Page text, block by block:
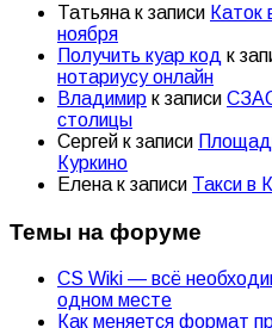
Татьяна к записи Каток
ноября
Получить куар код к
нотариусу онлайн
Владимир к записи
столицы
Сергей к записи
Куркино
Елена к записи Такси в
Темы на форуме
CS Wiki — всё
одном месте
Как меняется формат